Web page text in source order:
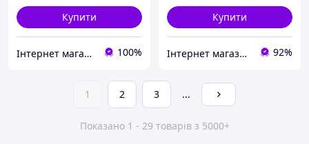
Купити
Інтернет магазин ВСІМ ОПТ 100%
Купити
Інтернет магазин livelyshop 92%
1 2 3 ...
Показано 1 - 29 товарів з 5000+